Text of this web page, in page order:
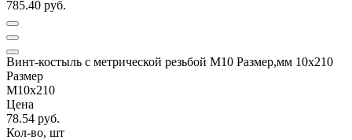
785.40 руб.
Винт-костыль с метрической резьбой М10 Размер,мм 10х210
Размер
М10х210
Цена
78.54 руб.
Кол-во, шт